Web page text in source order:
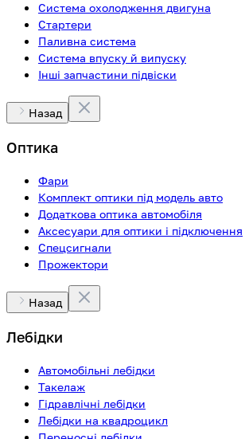
Система охолодження двигуна
Стартери
Паливна система
Система впуску й випуску
Інші запчастини підвіски
Назад
Оптика
Фари
Комплект оптики під модель авто
Додаткова оптика автомобіля
Аксесуари для оптики і підключення
Спецсигнали
Прожектори
Назад
Лебідки
Автомобільні лебідки
Такелаж
Гідравлічні лебідки
Лебідки на квадроцикл